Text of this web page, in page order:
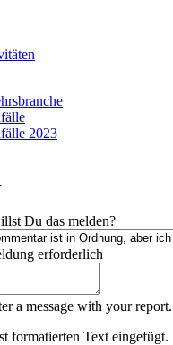
2023
Du das melden?
erforderlich
a message with your report.
formatierten Text eingefügt.